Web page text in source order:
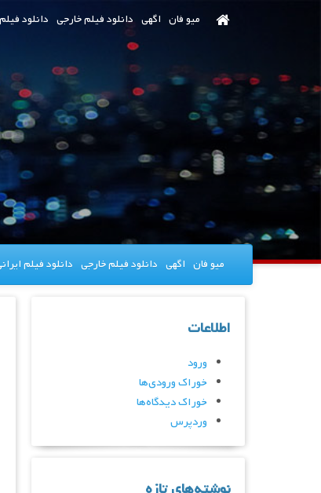
میو فان اگهی دانلود فیلم خارجی دانلود
میو فان اگهی دانلود فیلم خارجی دانلود فیلم
اطلاعات
ورود
خوراک ورودی‌ها
خوراک دیدگاه‌ها
وردپرس